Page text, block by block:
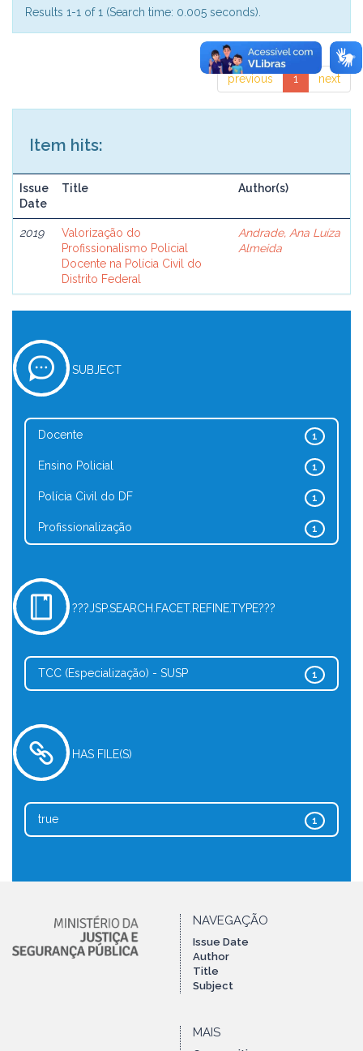
Results 1-1 of 1 (Search time: 0.005 seconds).
previous 1 next
Item hits:
Issue
Date
Title Author(s)
2019
Valorização do
Profissionalismo Policial
Docente na Polícia Civil do
Distrito Federal
Andrade, Ana Luíza
Almeida
SUBJECT
1
Docente
1
Ensino Policial
1
Polícia Civil do DF
1
Profissionalização
???JSP.SEARCH.FACET.REFINE.TYPE???
1
TCC (Especialização) - SUSP
HAS FILE(S)
1
true
NAVEGAÇÃO
Issue Date
Author
Title
Subject
MAIS